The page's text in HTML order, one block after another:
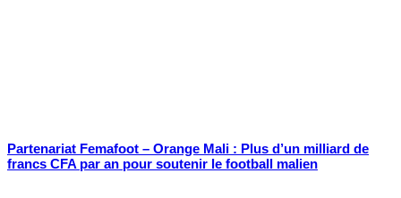
Partenariat Femafoot – Orange Mali : Plus d’un milliard de
francs CFA par an pour soutenir le football malien